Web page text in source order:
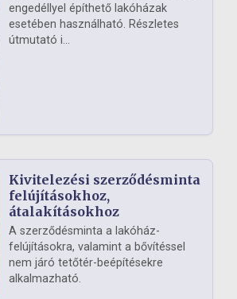
engedéllyel építhető lakóházak
esetében használható. Részletes
útmutató i...
Kivitelezési szerződésminta
felújításokhoz,
átalakításokhoz
A szerződésminta a lakóház-
felújításokra, valamint a bővítéssel
nem járó tetőtér-beépítésekre
alkalmazható.